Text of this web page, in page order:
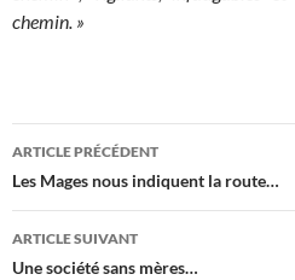
chemin. »
Navigation
des
articles
ARTICLE PRÉCÉDENT
Les Mages nous indiquent la route…
ARTICLE SUIVANT
Une société sans mères…